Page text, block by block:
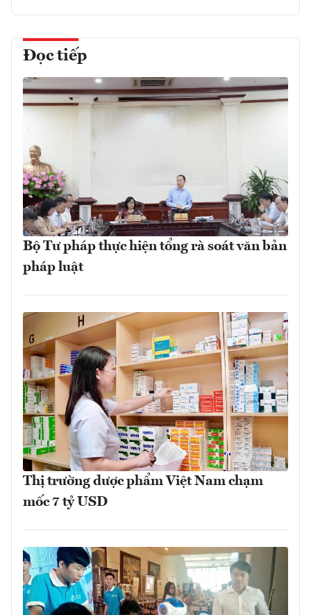
Đọc tiếp
Bộ Tư pháp thực hiện tổng rà soát văn bản
pháp luật
Thị trường dược phẩm Việt Nam chạm
mốc 7 tỷ USD